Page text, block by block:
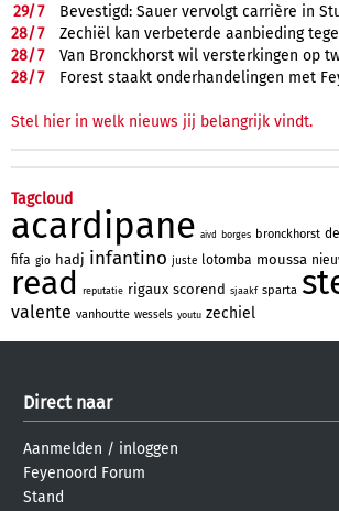
29/7
Bevestigd: Sauer vervolgt carrière in
28/7
Zechiël kan verbeterde aanbieding
28/7
Van Bronckhorst wil versterkingen op
28/7 Forest staakt onderhandelingen met
Stel hier in welk nieuws jij belangrijk vindt.
Tagcloud
acardipane aivd borges bronckhorst
fifa gio hadj infantino juste lotomba moussa
read reputatie rigaux scorend sjaakf sparta
valente vanhoutte wessels youtu zechiel
Direct naar
Aanmelden / inloggen
Feyenoord Forum
Stand